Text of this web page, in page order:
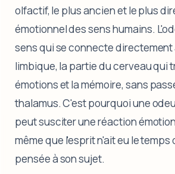
olfactif, le plus ancien et le plus
émotionnel des sens humains.
sens qui se connecte directement
limbique, la partie du cerveau qui
émotions et la mémoire, sans
thalamus. C'est pourquoi une
peut susciter une réaction
même que l'esprit n'ait eu le temps
pensée à son sujet.